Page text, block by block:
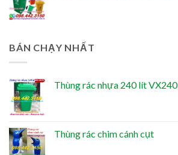
BÁN CHẠY NHẤT
Thùng rác nhựa 240 lít VX240
Thùng rác chim cánh cụt